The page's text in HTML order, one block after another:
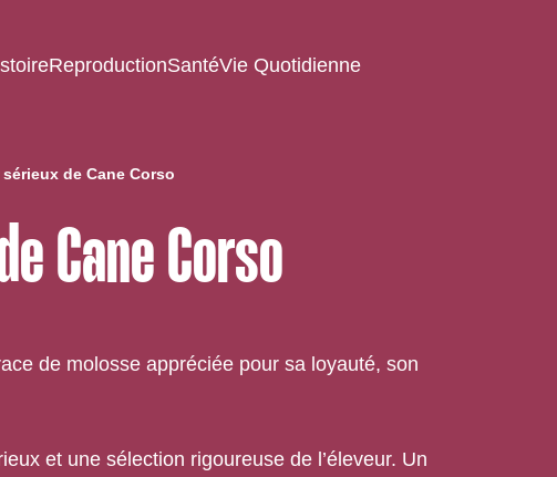
ReproductionSantéVie Quotidienne
de Cane Corso
Cane Corso
de molosse appréciée pour sa loyauté, son
et une sélection rigoureuse de l’éleveur. Un